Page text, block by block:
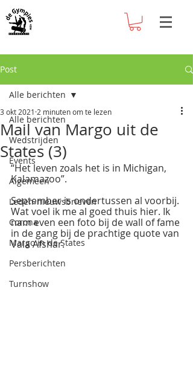
Post
Alle berichten
Wedstrijden
Events
Algemeen
Leden-nieuwsbrieven
Corona
Margo in de States
Persberichten
Turnshow
Alle berichten
Mail van Margo uit de
States (3)
3 okt 2021 2 minuten om te lezen
“Het leven zoals het is in Michigan,
Kalamazoo”.
September is ondertussen al voorbij.
Wat voel ik me al goed thuis hier. Ik
nam even een foto bij de wall of fame
in de gang bij de prachtige quote van
Vala Afshar.